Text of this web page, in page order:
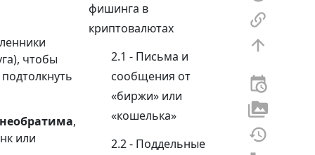
фишинга в
криптовалютах
Письма и
сообщения от
«биржи» или
«кошелька»
Поддельные
чтобы
,
или